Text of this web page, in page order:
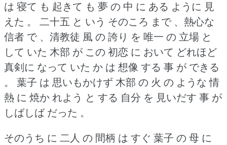
は 寝て も 起きて も 夢 の 中 に ある ように 見
えた 。
二十五 と いう そのころ まで 、熱心な
信者 で 、清教徒 風 の 誇り を 唯一 の 立場 と
して いた 木部 が この 初恋 に おいて どれほど
真剣に なって いた か は 想像 する 事 が できる
。
葉子 は 思いもかけず 木部 の 火 の ような 情
熱 に 焼か れよう と する 自分 を 見いだす 事 が
しばしば だった 。
そのうち に 二人 の 間柄 は すぐ 葉子 の 母 に